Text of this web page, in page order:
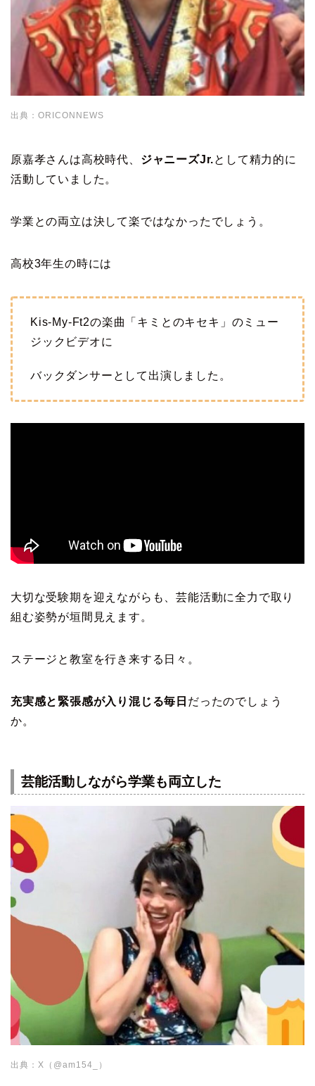
出典：ORICONNEWS
原嘉孝さんは高校時代、 ジャニーズJr.として精力的に
活動していました。
学業との両立は決して楽ではなかったでしょう。
高校3年生の時には
Kis-My-Ft2の楽曲「キミとのキセキ」のミュー
ジックビデオに
バックダンサーとして出演しました。
大切な受験期を迎えながらも、芸能活動に全力で取り
組む姿勢が垣間見えます。
ステージと教室を行き来する日々。
充実感と緊張感が入り混じる毎日 だったのでしょう
か。
芸能活動しながら学業も両立した
出典：X（@am154_）